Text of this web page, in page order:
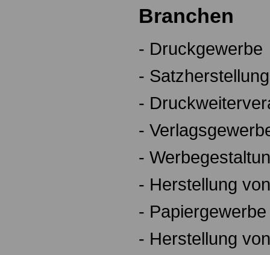
Branchen
- Druckgewerbe
-
-
-
-
- Herstellung
- Papiergewerbe
- Herstellung